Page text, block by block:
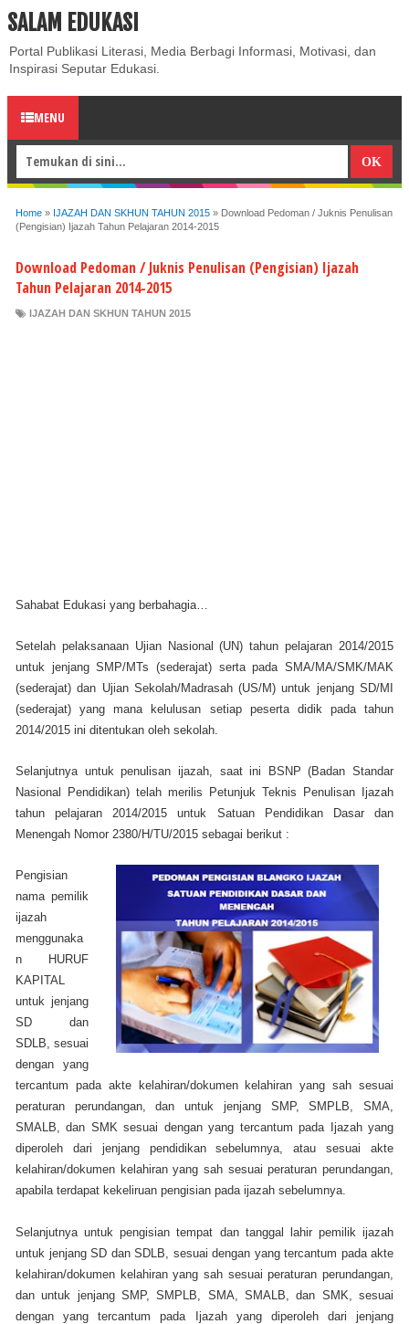
ABOUT CONTACT US
SALAM EDUKASI
Portal Publikasi Literasi, Media Berbagi Informasi, Motivasi, dan
Inspirasi Seputar Edukasi.
MENU
Home » IJAZAH DAN SKHUN TAHUN 2015 » Download Pedoman / Juknis Penulisan
(Pengisian) Ijazah Tahun Pelajaran 2014-2015
Download Pedoman / Juknis Penulisan (Pengisian) Ijazah
Tahun Pelajaran 2014-2015
IJAZAH DAN SKHUN TAHUN 2015
Sahabat Edukasi yang berbahagia…
Setelah pelaksanaan Ujian Nasional (UN) tahun pelajaran 2014/2015
untuk jenjang SMP/MTs (sederajat) serta pada SMA/MA/SMK/MAK
(sederajat) dan Ujian Sekolah/Madrasah (US/M) untuk jenjang SD/MI
(sederajat) yang mana kelulusan setiap peserta didik pada tahun
2014/2015 ini ditentukan oleh sekolah.
Selanjutnya untuk penulisan ijazah, saat ini BSNP (Badan Standar
Nasional Pendidikan) telah merilis Petunjuk Teknis Penulisan Ijazah
tahun pelajaran 2014/2015 untuk Satuan Pendidikan Dasar dan
Menengah Nomor 2380/H/TU/2015 sebagai berikut :
Pengisian
nama pemilik
ijazah
menggunaka
n HURUF
KAPITAL
untuk jenjang
SD dan
SDLB, sesuai
dengan yang
tercantum pada akte kelahiran/dokumen kelahiran yang sah sesuai
peraturan perundangan, dan untuk jenjang SMP, SMPLB, SMA,
SMALB, dan SMK sesuai dengan yang tercantum pada Ijazah yang
diperoleh dari jenjang pendidikan sebelumnya, atau sesuai akte
kelahiran/dokumen kelahiran yang sah sesuai peraturan perundangan,
apabila terdapat kekeliruan pengisian pada ijazah sebelumnya.
Selanjutnya untuk pengisian tempat dan tanggal lahir pemilik ijazah
untuk jenjang SD dan SDLB, sesuai dengan yang tercantum pada akte
kelahiran/dokumen kelahiran yang sah sesuai peraturan perundangan,
dan untuk jenjang SMP, SMPLB, SMA, SMALB, dan SMK, sesuai
dengan yang tercantum pada Ijazah yang diperoleh dari jenjang